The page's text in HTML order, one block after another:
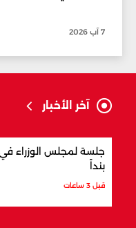
7 آب 2026
آخر الأخبار
بنداً
قبل 3 ساعات